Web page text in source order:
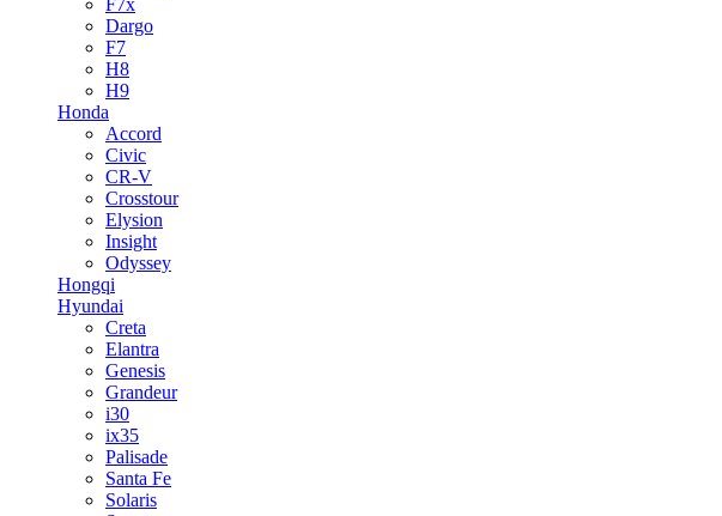
F7x
Dargo
F7
H8
H9
Honda
Accord
Civic
CR-V
Crosstour
Elysion
Insight
Odyssey
Hongqi
Hyundai
Creta
Elantra
Genesis
Grandeur
i30
ix35
Palisade
Santa Fe
Solaris